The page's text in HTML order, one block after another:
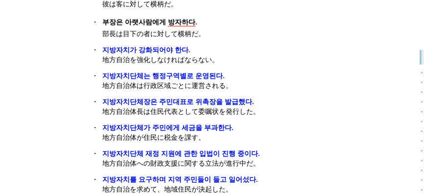
彼は客に対して横柄だ。
・ 부장은 아랫사람에게 방자하다.
部長は目下の者に対して横柄だ。
・
지방자치가 강화되어야 한다.
地方自治を強化しなければならない。
・
지방자치단체는 행정구역별로 운영된다.
地方自治体は行政区域ごとに運営される。
・
지방자치단체장은 주민대표로 위촉장을 발급했다.
地方自治体長は住民代表として委嘱状を発行した。
・
지방자치단체가 주민에게 세금을 부과한다.
地方自治体が住民に税金を課す。
・
지방자치단체 재정 지원에 관한 입법이 진행 중이다.
地方自治体への財政支援に関する立法が進行中だ。
・
지방자치를 요구하며 지역 주민들이 들고 일어섰다.
地方自治を求めて、地域住民が決起した。